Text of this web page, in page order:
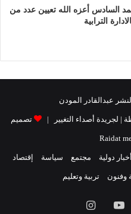
السادس أعزه الله تعيين عدد من
الترابية
عبدالقادر المودن
تصميم
أخبار دولية مجتمع سياسة إقتصاد
وفنون تربية وتعليم
يوتيوبانستقرام